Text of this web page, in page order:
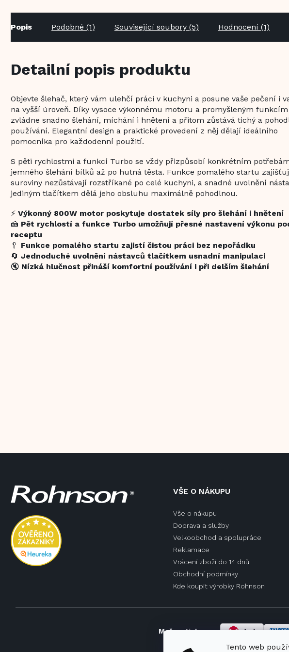
Tento web
Popis Podobné (1) Související soubory (5) Hodnocení (1)
Detailní popis produktu
Objevte šlehač, který vám ulehčí práci v kuchyni a posune vaše pečení i
na vyšší úroveň. Díky vysoce výkonnému motoru a promyšleným funkcím
zvládne snadno šlehání, míchání i hnětení a přitom zůstává tichý a
používání. Elegantní design a praktické provedení z něj dělají ideálního
pomocníka pro každodenní použití.
S pěti rychlostmi a funkcí Turbo se vždy přizpůsobí konkrétním
jemného šlehání bílků až po hutná těsta. Funkce pomalého startu
suroviny nezůstávají rozstříkané po celé kuchyni, a snadné uvolnění
jediným tlačítkem dělá jeho obsluhu maximálně pohodlnou.
⚡ Výkonný 800W motor poskytuje dostatek síly pro šlehání i hnětení
🍰 Pět rychlostí a funkce Turbo umožňují přesné nastavení výkonu
receptu
🥄 Funkce pomalého startu zajistí čistou práci bez nepořádku
🔄 Jednoduché uvolnění nástavců tlačítkem usnadní manipulaci
🔇 Nízká hlučnost přináší komfortní používání i při delším šlehání
VŠE O NÁKUPU
Vše o nákupu
Doprava a služby
Velkoobchod a spolupráce
Reklamace
Vrácení zboží do 14 dnů
Obchodní podmínky
Kde koupit výrobky Rohnson
Možnosti dopravy